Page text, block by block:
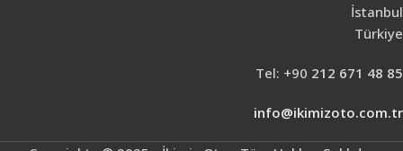
İstanbul
Türkiye
Tel: +90 212 671 48 85
info@ikimizoto.com.tr